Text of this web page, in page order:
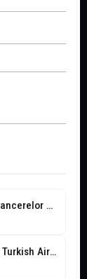
800 de medici, instruiți în domeniul cancerelor musculo-scheletale. Cursuri și la Timișoara
„Legăm vestul țării de întreaga lume”. Turkish Airlines deschide ruta Timișoara-Istanbul din...